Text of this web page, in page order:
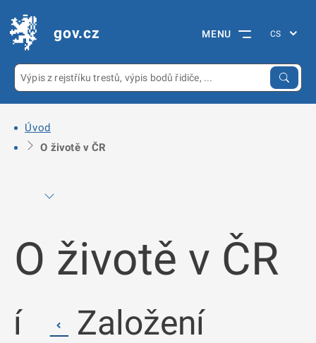
gov.cz MENU
Úvod
O životě v ČR
O životě v ČR
Založení